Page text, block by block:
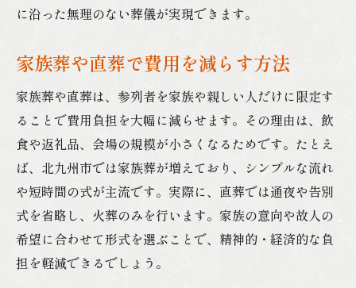
に沿った無理のない葬儀が実現できます。
家族葬や直葬で費用を減らす方法
家族葬や直葬は、参列者を家族や親しい人だけに限定す
ることで費用負担を大幅に減らせます。その理由は、飲
食や返礼品、会場の規模が小さくなるためです。たとえ
ば、北九州市では家族葬が増えており、シンプルな流れ
や短時間の式が主流です。実際に、直葬では通夜や告別
式を省略し、火葬のみを行います。家族の意向や故人の
希望に合わせて形式を選ぶことで、精神的・経済的な負
担を軽減できるでしょう。